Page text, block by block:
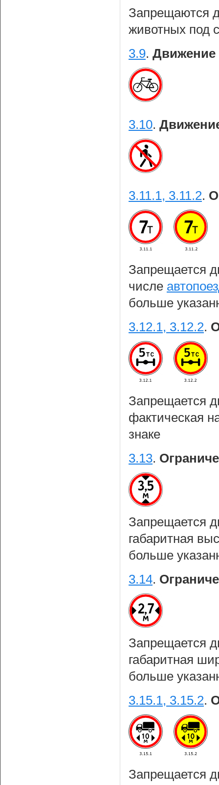
Запрещаются
животных под
3.9. Движение
3.10.
3.11.1, 3.11.2.
Запрещается
числе
больше
3.12.1, 3.12.2.
Запрещается
фактическая
знаке
3.13.
Запрещается
габаритная
больше
3.14.
Запрещается
габаритная
больше
3.15.1, 3.15.2.
Запрещается